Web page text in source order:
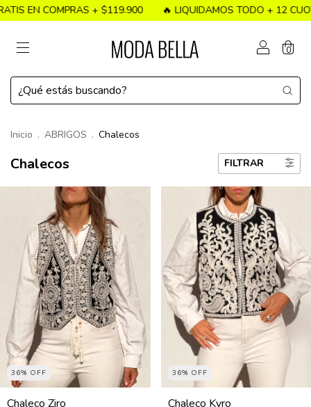
COMPRAS + $119.900 🔥 LIQUIDAMOS TODO + 12 CUOTAS
0
Inicio . ABRIGOS . Chalecos
Chalecos FILTRAR
36% OFF
Chaleco Ziro
36% OFF
Chaleco Kyro